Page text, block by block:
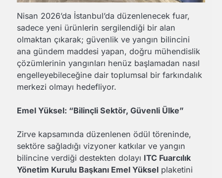
Nisan 2026’da İstanbul’da düzenlenecek fuar,
sadece yeni ürünlerin sergilendiği bir alan
olmaktan çıkarak; güvenlik ve yangın bilincini
ana gündem maddesi yapan, doğru mühendislik
çözümlerinin yangınları henüz başlamadan nasıl
engelleyebileceğine dair toplumsal bir farkındalık
merkezi olmayı hedefliyor.
Emel Yüksel: “Bilinçli Sektör, Güvenli Ülke”
Zirve kapsamında düzenlenen ödül töreninde,
sektöre sağladığı vizyoner katkılar ve yangın
bilincine verdiği destekten dolayı ITC Fuarcılık
Yönetim Kurulu Başkanı Emel Yüksel plaketini